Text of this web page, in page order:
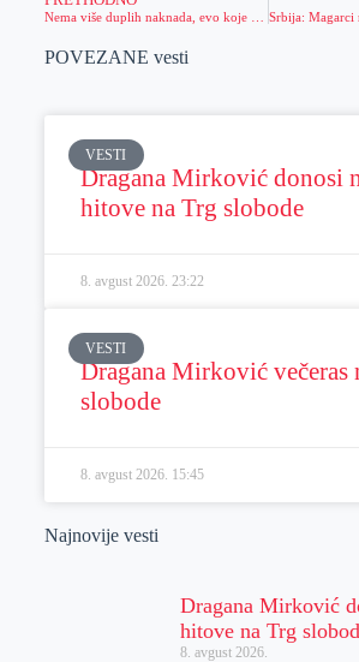
POVEZANE vesti
VESTI
Dragana Mirković donosi
hitove na Trg slobode
8. avgust 2026. 23:22
VESTI
Dragana Mirković večeras
slobode
8. avgust 2026. 15:45
Najnovije vesti
Dragana Mirković
hitove na Trg
8. avgust 2026.